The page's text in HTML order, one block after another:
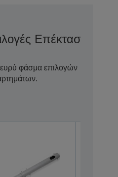
Επέκτασης
ευρύ φάσμα επιλογών